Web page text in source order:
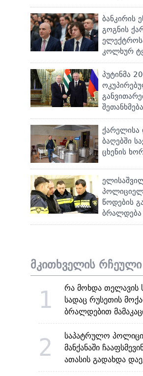
ბანკირის
გოგნის
კოლხურ
პუტინმა
ქარელისა
ბაღებში
ცხენის
წოდების
ბრალდება
მკითხველის რჩეული
1
რა მოხდა თელავის
სადაც რუსეთის
ბრალდებით
2
საპატრულო
მანქანაში
ათასის გადახდა